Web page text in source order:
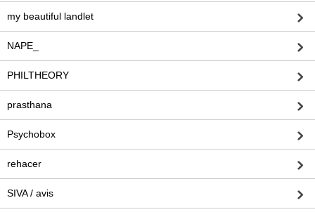
my beautiful landlet
NAPE_
PHILTHEORY
prasthana
Psychobox
rehacer
SIVA / avis